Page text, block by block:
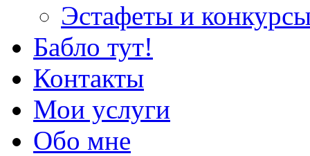
Эстафеты и
Бабло тут!
Контакты
Мои услуги
Обо мне